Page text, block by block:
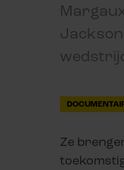
Jackson
Ze